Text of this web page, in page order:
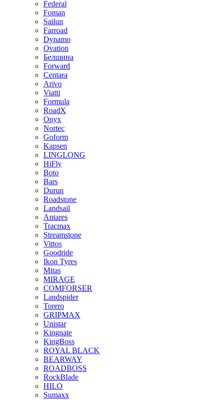
Federal
Foman
Sailun
Farroad
Dynamo
Ovation
Белшина
Forward
Centara
Arivo
Viatti
Formula
RoadX
Onyx
Nortec
Goform
Kapsen
LINGLONG
HiFly
Boto
Bars
Durun
Roadstone
Landsail
Antares
Tracmax
Streamstone
Vittos
Goodride
Ikon Tyres
Mitas
MIRAGE
COMFORSER
Landspider
Torero
GRIPMAX
Unistar
Kingnate
KingBoss
ROYAL BLACK
BEARWAY
ROADBOSS
RockBlade
HILO
Sumaxx